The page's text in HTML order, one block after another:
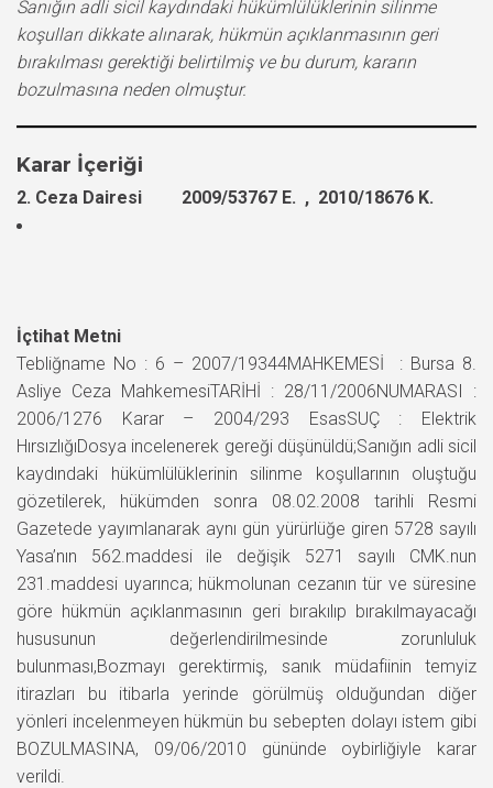
Sanığın adli sicil kaydındaki hükümlülüklerinin silinme
koşulları dikkate alınarak, hükmün açıklanmasının geri
bırakılması gerektiği belirtilmiş ve bu durum, kararın
bozulmasına neden olmuştur.
Karar İçeriği
2. Ceza Dairesi 2009/53767 E. , 2010/18676 K.
İçtihat Metni
Tebliğname No : 6 – 2007/19344MAHKEMESİ : Bursa 8.
Asliye Ceza MahkemesiTARİHİ : 28/11/2006NUMARASI :
2006/1276 Karar – 2004/293 EsasSUÇ : Elektrik
HırsızlığıDosya incelenerek gereği düşünüldü;Sanığın adli sicil
kaydındaki hükümlülüklerinin silinme koşullarının oluştuğu
gözetilerek, hükümden sonra 08.02.2008 tarihli Resmi
Gazetede yayımlanarak aynı gün yürürlüğe giren 5728 sayılı
Yasa’nın 562.maddesi ile değişik 5271 sayılı CMK.nun
231.maddesi uyarınca; hükmolunan cezanın tür ve süresine
göre hükmün açıklanmasının geri bırakılıp bırakılmayacağı
hususunun değerlendirilmesinde zorunluluk
bulunması,Bozmayı gerektirmiş, sanık müdafiinin temyiz
itirazları bu itibarla yerinde görülmüş olduğundan diğer
yönleri incelenmeyen hükmün bu sebepten dolayı istem gibi
BOZULMASINA, 09/06/2010 gününde oybirliğiyle karar
verildi.